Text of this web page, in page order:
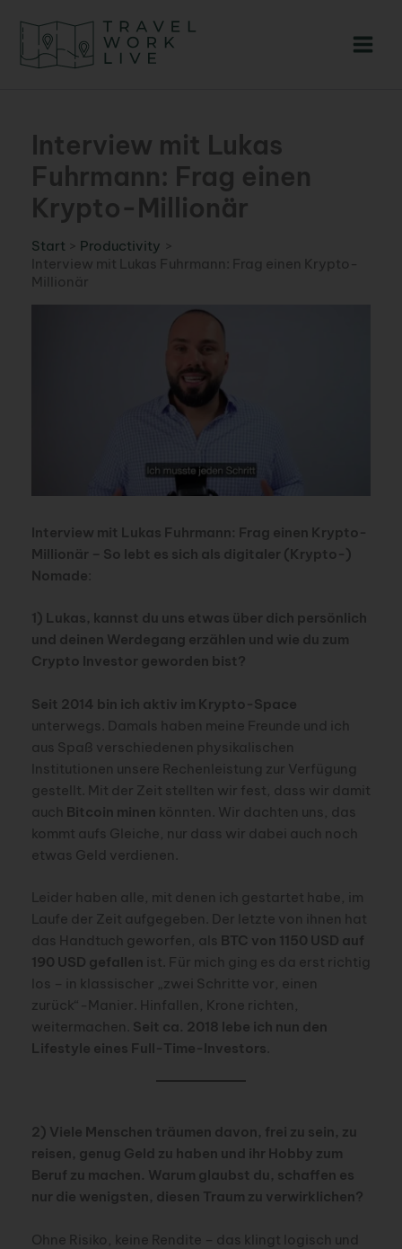
Inhalt
springen
Interview mit Lukas
Fuhrmann: Frag einen
Krypto-Millionär
Start
Productivity
Interview mit Lukas Fuhrmann: Frag einen Krypto-
Millionär
Interview mit Lukas Fuhrmann: Frag einen Krypto-
Millionär – So lebt es sich als digitaler (Krypto-)
Nomade
1) Lukas, kannst du uns etwas über dich persönlich
und deinen Werdegang erzählen und wie du zum
Crypto Investor geworden bist?
Seit 2014 bin ich aktiv im Krypto-Space
unterwegs. Damals haben meine Freunde und ich
aus Spaß verschiedenen physikalischen
Institutionen unsere Rechenleistung zur Verfügung
gestellt. Mit der Zeit stellten wir fest, dass wir damit
auch Bitcoin minen könnten. Wir dachten uns, das
kommt aufs Gleiche, nur dass wir dabei auch noch
etwas Geld verdienen.
Leider haben alle, mit denen ich gestartet habe, im
Laufe der Zeit aufgegeben. Der letzte von ihnen hat
das Handtuch geworfen, als BTC von 1150 USD auf
190 USD gefallen ist. Für mich ging es da erst richtig
los – in klassischer „zwei Schritte vor, einen
zurück“-Manier. Hinfallen, Krone richten,
weitermachen. Seit ca. 2018 lebe ich nun den
Lifestyle eines Full-Time-Investors
2) Viele Menschen träumen davon, frei zu sein, zu
reisen, genug Geld zu haben und ihr Hobby zum
Beruf zu machen. Warum glaubst du, schaffen es
nur die wenigsten, diesen Traum zu verwirklichen?
Ohne Risiko, keine Rendite – das klingt logisch und